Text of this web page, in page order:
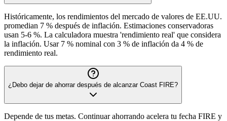
Históricamente, los rendimientos del mercado de valores de EE.UU.
promedian 7 % después de inflación. Estimaciones conservadoras
usan 5-6 %. La calculadora muestra 'rendimiento real' que considera
la inflación. Usar 7 % nominal con 3 % de inflación da 4 % de
rendimiento real.
¿Debo dejar de ahorrar después de alcanzar Coast FIRE?
Depende de tus metas. Continuar ahorrando acelera tu fecha FIRE y